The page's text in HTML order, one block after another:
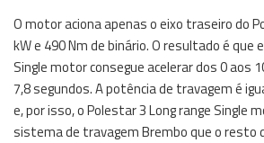
O motor aciona apenas o eixo traseiro do
kW e 490 Nm de binário. O resultado é que
Single motor consegue acelerar dos 0 aos
7,8 segundos. A potência de travagem é
e, por isso, o Polestar 3 Long range Single
sistema de travagem Brembo que o resto